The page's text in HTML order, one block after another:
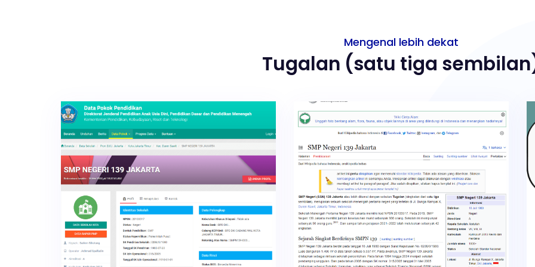
Mengenal lebih dekat
Tugalan (satu tiga